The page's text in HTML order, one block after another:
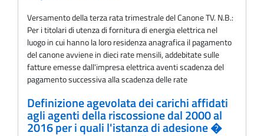
Versamento della terza rata trimestrale del Canone TV. N.B.:
Per i titolari di utenza di fornitura di energia elettrica nel
luogo in cui hanno la loro residenza anagrafica il pagamento
del canone avviene in dieci rate mensili, addebitate sulle
fatture emesse dall'impresa elettrica aventi scadenza del
pagamento successiva alla scadenza delle rate
Definizione agevolata dei carichi affidati
agli agenti della riscossione dal 2000 al
2016 per i quali l'istanza di adesione �